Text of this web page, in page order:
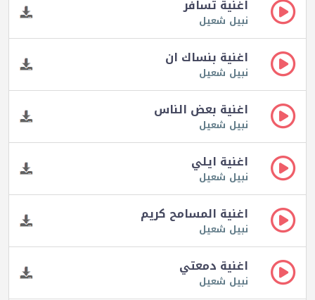
اغنية تسافر
نبيل شعيل
اغنية بنساك ان
نبيل شعيل
اغنية بعض الناس
نبيل شعيل
اغنية ايلي
نبيل شعيل
اغنية المسامح كريم
نبيل شعيل
اغنية دمعتي
نبيل شعيل